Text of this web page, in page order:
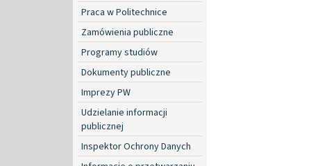
Praca w Politechnice
Zamówienia publiczne
Programy studiów
Dokumenty publiczne
Imprezy PW
Udzielanie informacji
publicznej
Inspektor Ochrony Danych